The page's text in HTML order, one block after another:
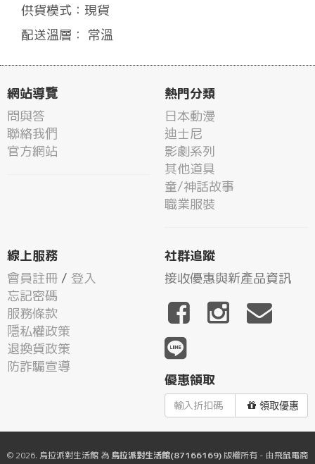
供貨模式：現貨
配送溫層： 常溫
網站導覽
問與答
聯絡我們
官方網站
熱門分類
日本動漫
迪士尼
影劇系列
其他道具
童/神話故事
職業服裝
線上服務
會員註冊 / 登入
忘記密碼
服務條款
隱私權政策
退換貨政策
防詐騙宣導
社群追蹤
接收優惠與新產品資訊
優惠領取
領取優惠
© 2026. 烏拉派對生活館 為 烏拉派對生活館(87166169)版權所有 - 由飛鼠電商